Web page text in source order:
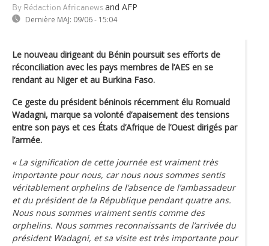
By Rédaction Africanews and AFP
Dernière MAJ: 09/06 - 15:04
Le nouveau dirigeant du Bénin poursuit ses efforts de
réconciliation avec les pays membres de l’AES en se
rendant au Niger et au Burkina Faso.
Ce geste du président béninois récemment élu Romuald
Wadagni, marque sa volonté d’apaisement des tensions
entre son pays et ces États d’Afrique de l’Ouest dirigés par
l’armée.
« La signification de cette journée est vraiment très
importante pour nous, car nous nous sommes sentis
véritablement orphelins de l’absence de l’ambassadeur
et du président de la République pendant quatre ans.
Nous nous sommes vraiment sentis comme des
orphelins. Nous sommes reconnaissants de l’arrivée du
président Wadagni, et sa visite est très importante pour